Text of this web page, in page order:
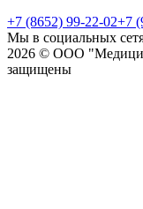
+7 (8652) 99-22-02+7
Мы в социальных
2026 © ООО
защищены